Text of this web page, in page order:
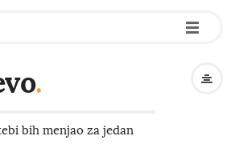
-
-
-
.
bih menjao za jedan